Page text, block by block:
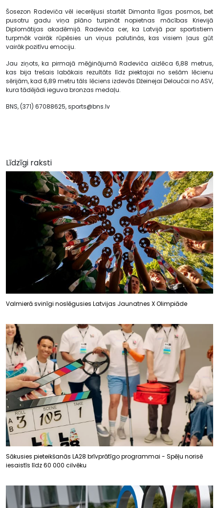
Šosezon Radeviča vēl iecerējusi startēt Dimanta līgas posmos, bet
pusotru gadu viņa plāno turpināt nopietnas mācības Krievijā
Diplomātijas akadēmijā. Radeviča cer, ka Latvijā par sportistiem
turpmāk vairāk rūpēsies un viņus palutinās, kas visiem ļaus gūt
vairāk pozitīvu emociju.
Jau ziņots, ka pirmajā mēģinājumā Radeviča aizlēca 6,88 metrus,
kas bija trešais labākais rezultāts līdz piektajai no sešām lēcienu
sērijām, kad 6,89 metru tāls lēciens izdevās Džeinejai Deloučai no ASV,
kura tādējādi ieguva bronzas medaļu.
BNS, (371) 67088625,sports@bns.lv
Līdzīgi raksti
Valmierā svinīgi noslēgusies Latvijas Jaunatnes X Olimpiāde
Sākusies pieteikšanās LA28 brīvprātīgo programmai - Spēļu norisē
iesaistīs līdz 60 000 cilvēku